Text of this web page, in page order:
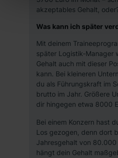
Einwilligung zur Platzierung
„Präferenzen“, „Statistiken“
die USA (Art. 49 Abs. 1 S. 1 lit.
verfügen über kein
Einwilligung jederzeit mit
oder teilweise über unsere
dem Punkt „Datenschutz-
du durch Klick auf „Details
Informationen:
akzeptables Gehalt,
Was kann ich später
Mit deinem
später Logistik-Manager
Gehalt auch mit dieser
kann. Bei kleineren
du als Führungskraft im
brutto im Jahr. Größere
dir hingegen etwa 8000
Bei einem Konzern hast
Los gezogen, denn dort
Jahresgehalt von 80.000
hängt dein Gehalt